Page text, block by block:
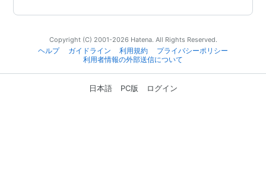
Copyright (C) 2001-2026 Hatena. All Rights Reserved.
ヘルプ
ガイドライン 利用規約
プライバシーポリシー
利用者情報の外部送信について
日本語 PC版 ログイン